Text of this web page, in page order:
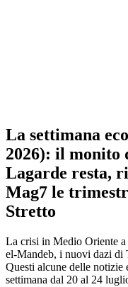
La settimana
2026): il monito
Lagarde resta,
Mag7 le
Stretto
La crisi in Medio Oriente
el-Mandeb, i nuovi dazi di
Questi alcune delle notizie
settimana dal 20 al 24